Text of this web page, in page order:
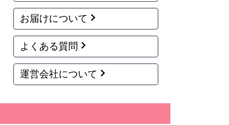
お届けについて
よくある質問
運営会社について